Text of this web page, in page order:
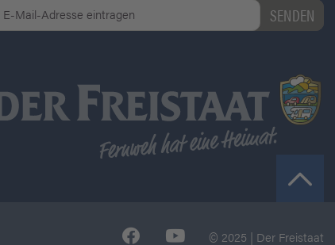
© 2025 | Der Freistaat